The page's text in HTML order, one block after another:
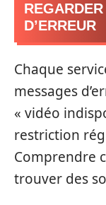
D’ERREUR
Chaque
messages
« vidéo
restriction
Comprendre
trouver des